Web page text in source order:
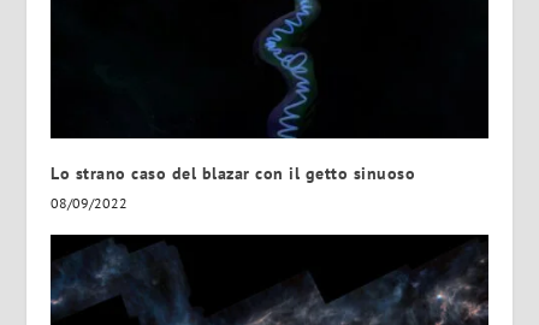
Lo strano caso del blazar con il getto sinuoso
08/09/2022